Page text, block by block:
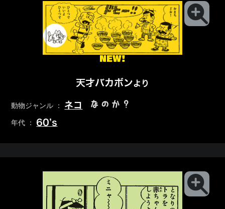
NEW!
天才バカボンより
動物ジャンル ： ネコ なのか？
年代 ： 60’s